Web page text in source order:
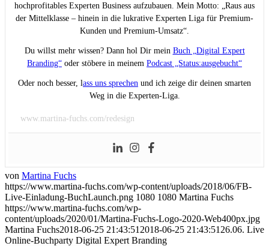
hochprofitables Experten Business aufzubauen. Mein Motto: „Raus aus
der Mittelklasse – hinein in die lukrative Experten Liga für Premium-
Kunden und Premium-Umsatz“.
Du willst mehr wissen? Dann hol Dir mein Buch „Digital Expert
Branding“ oder stöbere in meinem Podcast „Status:ausgebucht“
Oder noch besser, lass uns sprechen und ich zeige dir deinen smarten
Weg in die Experten-Liga.
www.martina-fuchs.com/redesign
von Martina Fuchs
https://www.martina-fuchs.com/wp-content/uploads/2018/06/FB-
Live-Einladung-BuchLaunch.png 1080 1080 Martina Fuchs
https://www.martina-fuchs.com/wp-
content/uploads/2020/01/Martina-Fuchs-Logo-2020-Web400px.jpg
Martina Fuchs2018-06-25 21:43:51 2018-06-25 21:43:51 26.06. Live
Online-Buchparty Digital Expert Branding